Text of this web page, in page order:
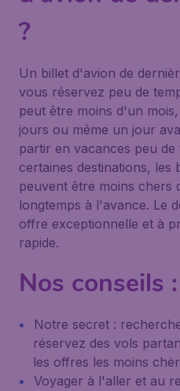
?
Un billet d'avion de
vous réservez peu de
peut être moins d'un
jours ou même un jour
partir en vacances peu
certaines destinations, les
peuvent être moins chers
longtemps à l'avance. Le
offre exceptionnelle et à
rapide.
Nos conseils :
Notre secret :
réservez des vols
les offres les moins
Voyager à l'aller et au